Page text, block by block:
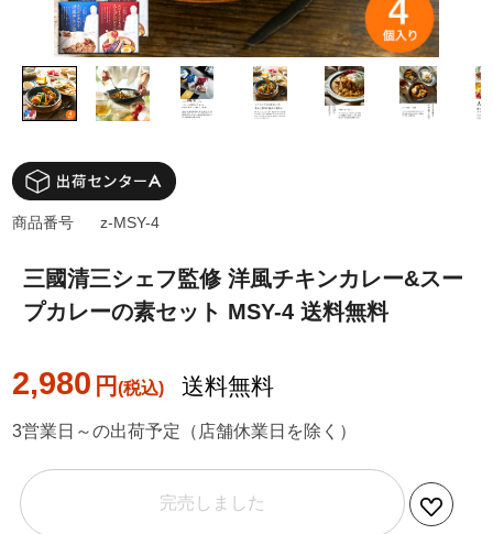
三國清三シェフ監修 洋風チキンカレー&スー
プカレーの素セット MSY-4 送料無料
2,980 円 送料無料
商品番号 z-MSY-4
3営業日～の出荷予定（店舗休業日を除く）
完売しました